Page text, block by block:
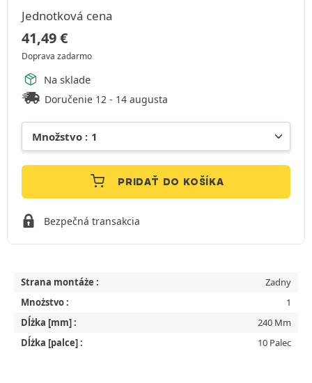
Jednotková cena
41,49€
Doprava zadarmo
Na sklade
Doručenie 12 - 14 augusta
PRIDAŤ DO KOŠÍKA
Bezpečná transakcia
Strana montáże :
Zadny
Mnożstvo :
1
Dĺżka [mm] :
240 Mm
Dĺżka [palce] :
10 Palec